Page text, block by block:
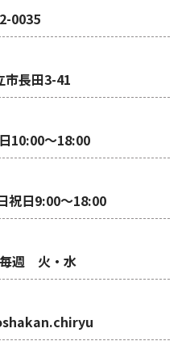
0035
市長田3-41
10:00～18:00
～18:00
週 火・水